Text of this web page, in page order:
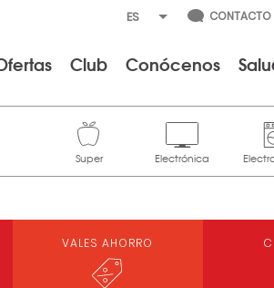
CONTACTO
Club Conócenos
VALES AHORRO